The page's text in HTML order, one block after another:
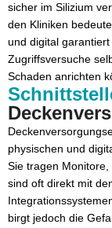
sicher im Silizium
den Kliniken
und digital
Zugriffsversuche
Schaden anrichten
physischen und
Sie tragen
sind oft direkt mit
birgt jedoch die